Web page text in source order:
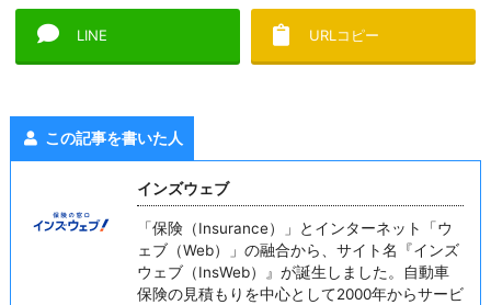
LINE URLコピー
この記事を書いた人
インズウェブ
「保険（Insurance）」とインターネット「ウ
ェブ（Web）」の融合から、サイト名『インズ
ウェブ（InsWeb）』が誕生しました。自動車
保険の見積もりを中心として2000年からサービ